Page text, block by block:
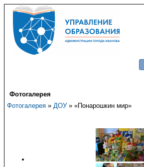
Фотогалерея
Фотогалерея » ДОУ» «Понарошкин мир»